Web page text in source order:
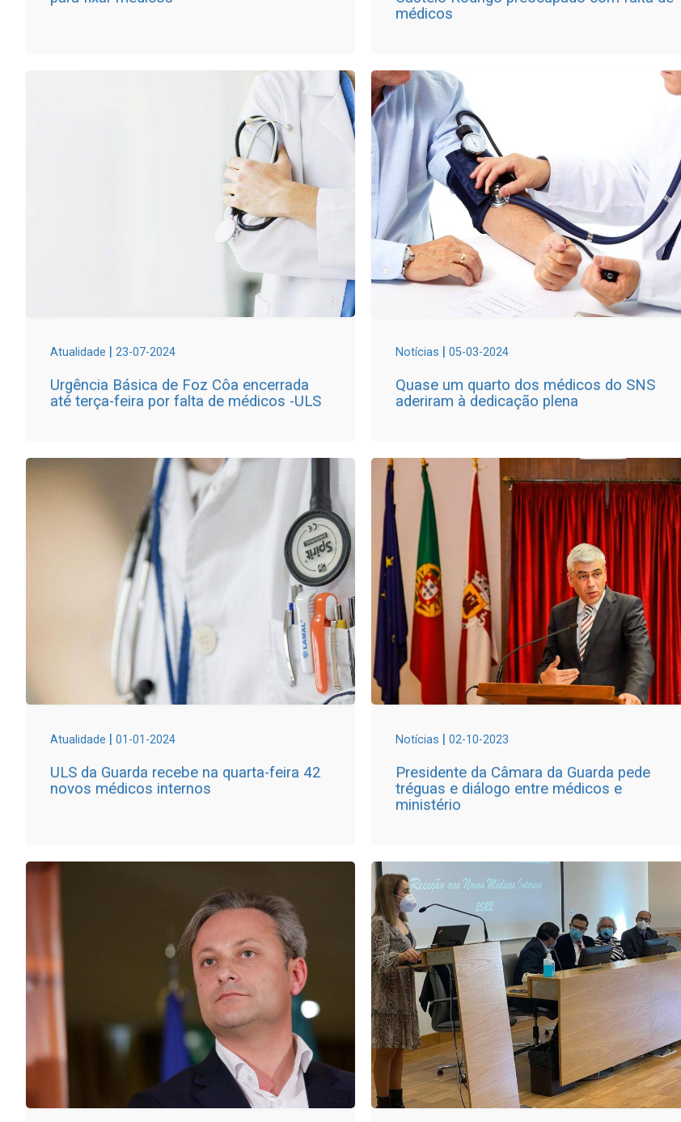
médicos
Atualidade | 23-07-2024
Urgência Básica de Foz Côa encerrada
até terça-feira por falta de médicos -ULS
Notícias | 05-03-2024
Quase um quarto dos médicos do SNS
aderiram à dedicação plena
Atualidade | 01-01-2024
ULS da Guarda recebe na quarta-feira 42
novos médicos internos
Notícias | 02-10-2023
Presidente da Câmara da Guarda pede
tréguas e diálogo entre médicos e
ministério